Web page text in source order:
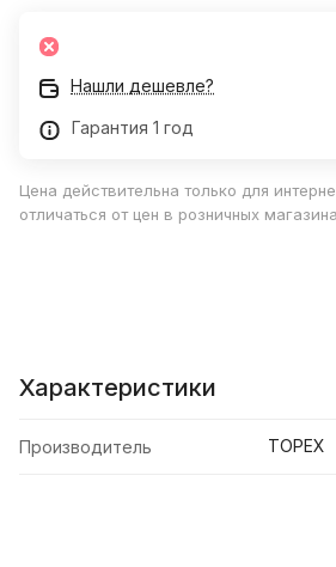
Нашли дешевле?
Гарантия 1 год
Цена действительна только для
отличаться от цен в розничных
Характеристики
Производитель TOPEX